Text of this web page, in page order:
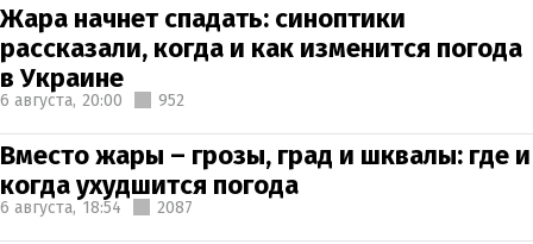
Жара начнет спадать: синоптики
рассказали, когда и как изменится погода
в Украине
6 августа, 20:00 952
Вместо жары – грозы, град и шквалы: где и
когда ухудшится погода
6 августа, 18:54 2087